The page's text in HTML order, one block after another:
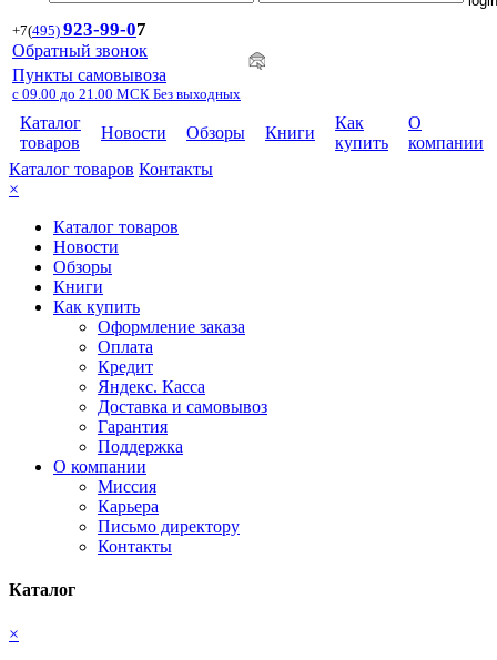
+7(495) 923-99-07
Обратный звонок
Пункты самовывоза
с 09.00 до 21.00 МСК Без выходных
Каталог
товаров
Новости Обзоры Книги
Как
купить
О
компании
Каталог товаров Контакты
×
Каталог товаров
Новости
Обзоры
Книги
Как купить
Оформление заказа
Оплата
Кредит
Яндекс. Касса
Доставка и самовывоз
Гарантия
Поддержка
О компании
Миссия
Карьера
Письмо директору
Контакты
Каталог
×